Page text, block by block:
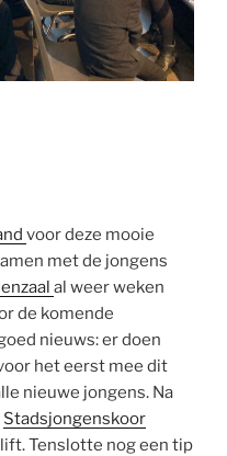
voor deze mooie
met de jongens
al weer weken
de komende
nieuws: er doen
het eerst mee dit
nieuwe jongens. Na
Stadsjongenskoor
Tenslotte nog een tip